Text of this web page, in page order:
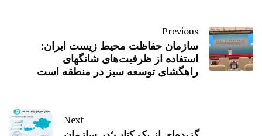
Previous
سازمان حفاظت محیط زیست ایران:
استفاده از ظرفیت‌های شانگهای
راهگشای توسعه سبز در منطقه است
Next